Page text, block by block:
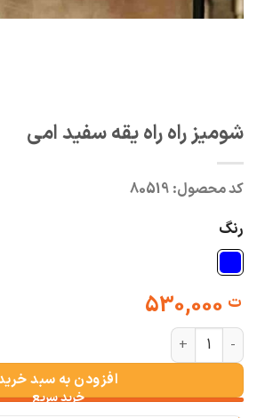
شومیز راه راه یقه سفید امی
کد محصول:80519
رنگ
ت530,000
شومیز راه راه یقه سفید امی عدد
افزودن به سبد خرید